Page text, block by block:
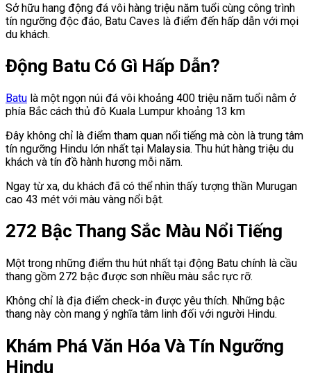
Sở hữu hang động đá vôi hàng triệu năm tuổi cùng công trình
tín ngưỡng độc đáo, Batu Caves là điểm đến hấp dẫn với mọi
du khách.
Động Batu Có Gì Hấp Dẫn?
Batu là một ngọn núi đá vôi khoảng 400 triệu năm tuổi nằm ở
phía Bắc cách thủ đô Kuala Lumpur khoảng 13 km
Đây không chỉ là điểm tham quan nổi tiếng mà còn là trung tâm
tín ngưỡng Hindu lớn nhất tại Malaysia. Thu hút hàng triệu du
khách và tín đồ hành hương mỗi năm.
Ngay từ xa, du khách đã có thể nhìn thấy tượng thần Murugan
cao 43 mét với màu vàng nổi bật.
272 Bậc Thang Sắc Màu Nổi Tiếng
Một trong những điểm thu hút nhất tại động Batu chính là cầu
thang gồm 272 bậc được sơn nhiều màu sắc rực rỡ.
Không chỉ là địa điểm check-in được yêu thích. Những bậc
thang này còn mang ý nghĩa tâm linh đối với người Hindu.
Khám Phá Văn Hóa Và Tín Ngưỡng
Hindu